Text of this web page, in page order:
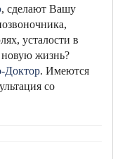
, сделают Вашу
усталости в
новую жизнь?
Доктор. Имеются
со